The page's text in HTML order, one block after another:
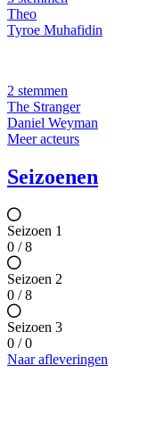
Theo
Tyroe Muhafidin
2 stemmen
The Stranger
Daniel Weyman
Meer acteurs
Seizoenen
Seizoen 1
0 / 8
Seizoen 2
0 / 8
Seizoen 3
0 / 0
Naar afleveringen